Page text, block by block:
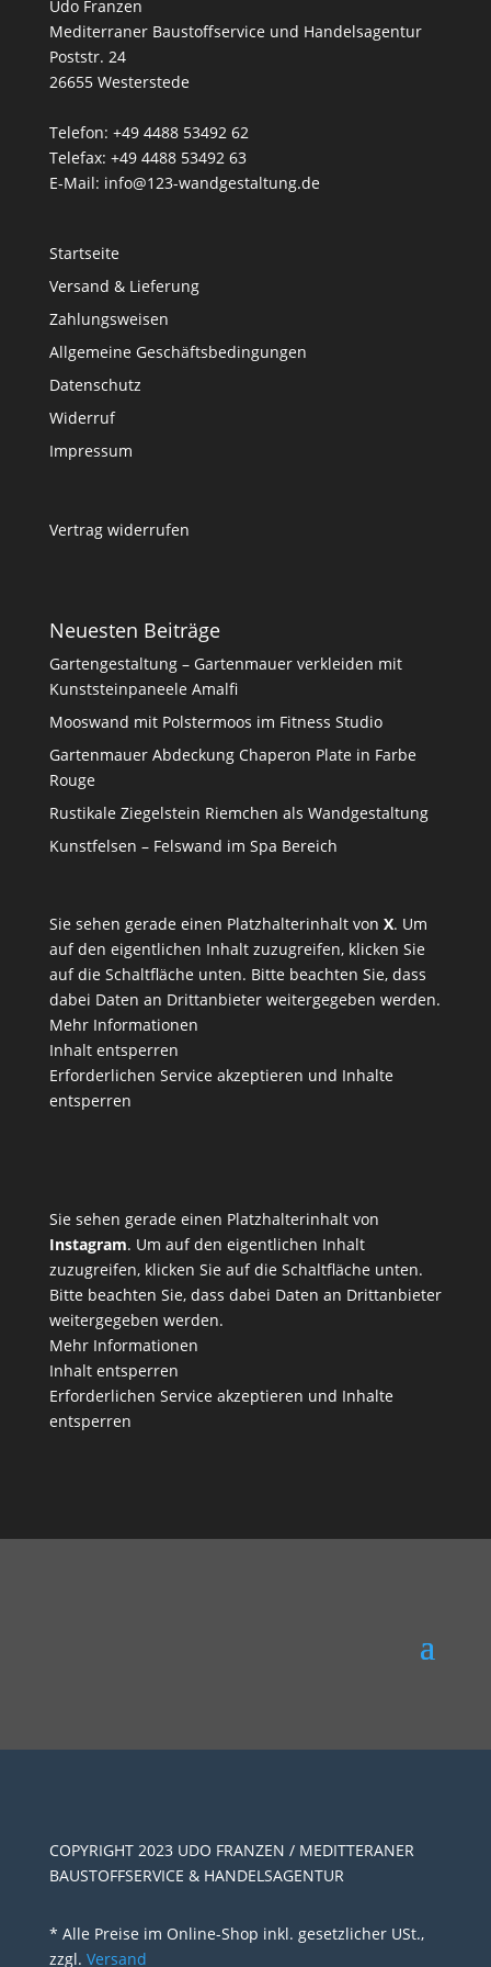
Udo Franzen
Mediterraner Baustoffservice und Handelsagentur
Poststr. 24
26655 Westerstede
Telefon: +49 4488 53492 62
Telefax: +49 4488 53492 63
E-Mail: info@123-wandgestaltung.de
Startseite
Versand & Lieferung
Zahlungsweisen
Allgemeine Geschäftsbedingungen
Datenschutz
Widerruf
Impressum
Vertrag widerrufen
Neuesten Beiträge
Gartengestaltung – Gartenmauer verkleiden mit
Kunststeinpaneele Amalfi
Mooswand mit Polstermoos im Fitness Studio
Gartenmauer Abdeckung Chaperon Plate in Farbe
Rouge
Rustikale Ziegelstein Riemchen als Wandgestaltung
Kunstfelsen – Felswand im Spa Bereich
Sie sehen gerade einen Platzhalterinhalt von X. Um
auf den eigentlichen Inhalt zuzugreifen, klicken Sie
auf die Schaltfläche unten. Bitte beachten Sie, dass
dabei Daten an Drittanbieter weitergegeben werden.
Mehr Informationen
Inhalt entsperren
Erforderlichen Service akzeptieren und Inhalte
entsperren
Sie sehen gerade einen Platzhalterinhalt von
Instagram. Um auf den eigentlichen Inhalt
zuzugreifen, klicken Sie auf die Schaltfläche unten.
Bitte beachten Sie, dass dabei Daten an Drittanbieter
weitergegeben werden.
Mehr Informationen
Inhalt entsperren
Erforderlichen Service akzeptieren und Inhalte
entsperren
COPYRIGHT 2023 UDO FRANZEN / MEDITTERANER
BAUSTOFFSERVICE & HANDELSAGENTUR
* Alle Preise im Online-Shop inkl. gesetzlicher USt.,
zzgl. Versand